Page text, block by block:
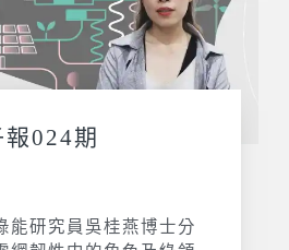
024期
能研究員吳桂燕博士分